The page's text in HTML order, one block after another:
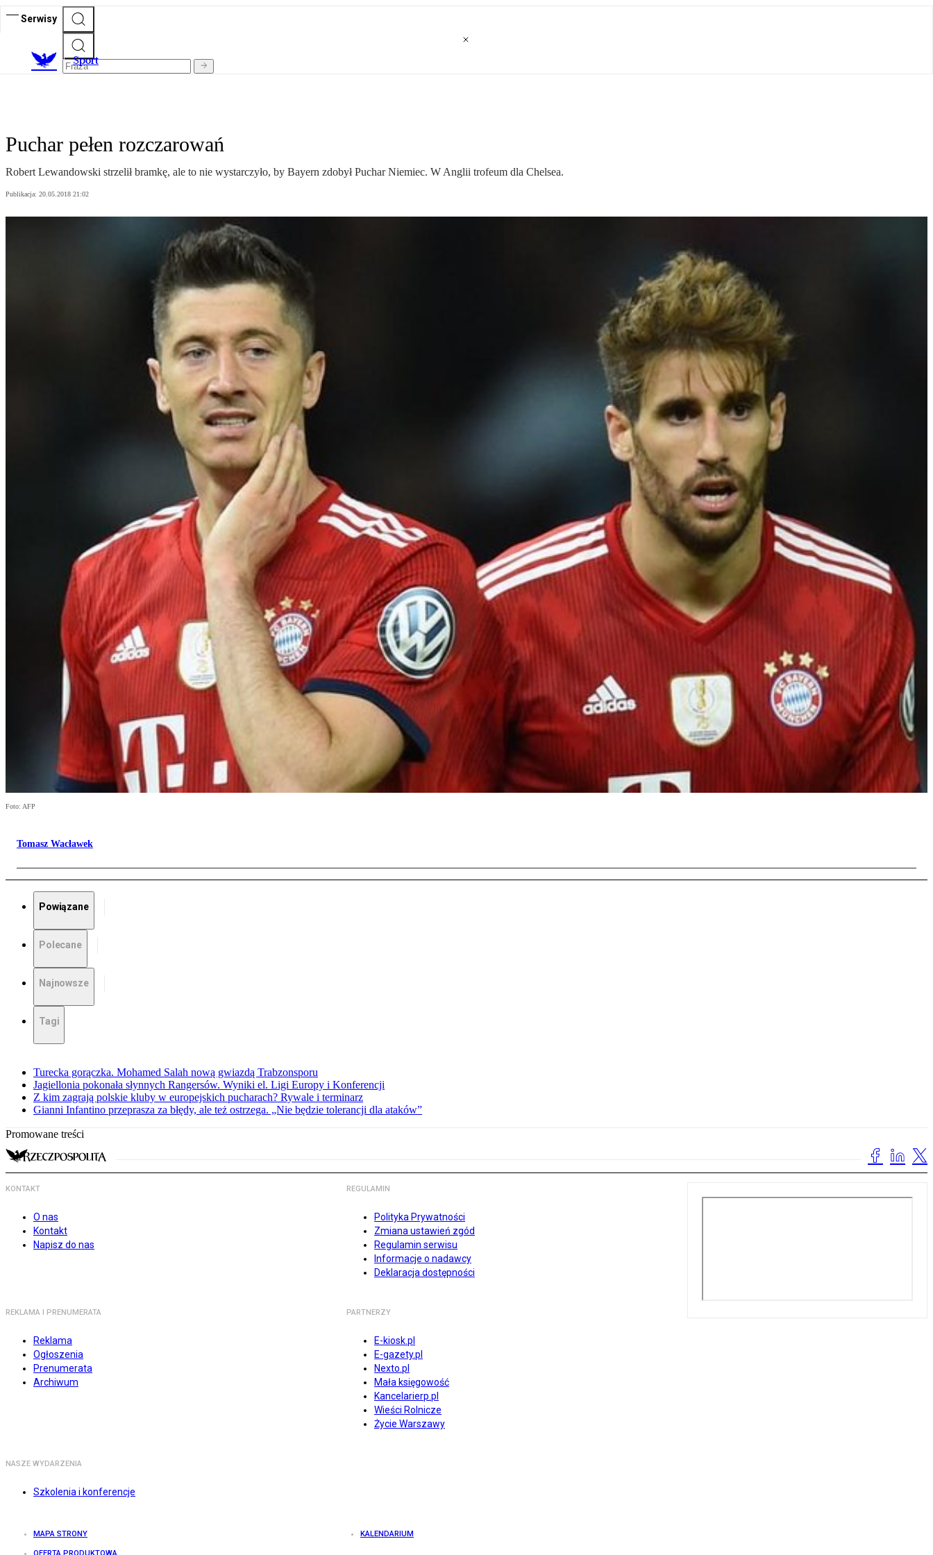
Serwisy
Sport
Puchar pełen rozczarowań
Robert Lewandowski strzelił bramkę, ale to nie wystarczyło, by Bayern zdobył Puchar Niemiec. W Anglii trofeum dla Chelsea.
Publikacja: 20.05.2018 21:02
Foto: AFP
Tomasz Wacławek
Powiązane
Polecane
Najnowsze
Tagi
Turecka gorączka. Mohamed Salah nową gwiazdą Trabzonsporu
Jagiellonia pokonała słynnych Rangersów. Wyniki el. Ligi Europy i Konferencji
Z kim zagrają polskie kluby w europejskich pucharach? Rywale i terminarz
Gianni Infantino przeprasza za błędy, ale też ostrzega. „Nie będzie tolerancji dla ataków”
Promowane treści
KONTAKT
O nas
Kontakt
Napisz do nas
REGULAMIN
Polityka Prywatności
Zmiana ustawień zgód
Regulamin serwisu
Informacje o nadawcy
Deklaracja dostępności
REKLAMA I PRENUMERATA
Reklama
Ogłoszenia
Prenumerata
Archiwum
PARTNERZY
E-kiosk.pl
E-gazety.pl
Nexto.pl
Mała księgowość
Kancelarierp.pl
Wieści Rolnicze
Życie Warszawy
NASZE WYDARZENIA
Szkolenia i konferencje
MAPA STRONY KALENDARIUM